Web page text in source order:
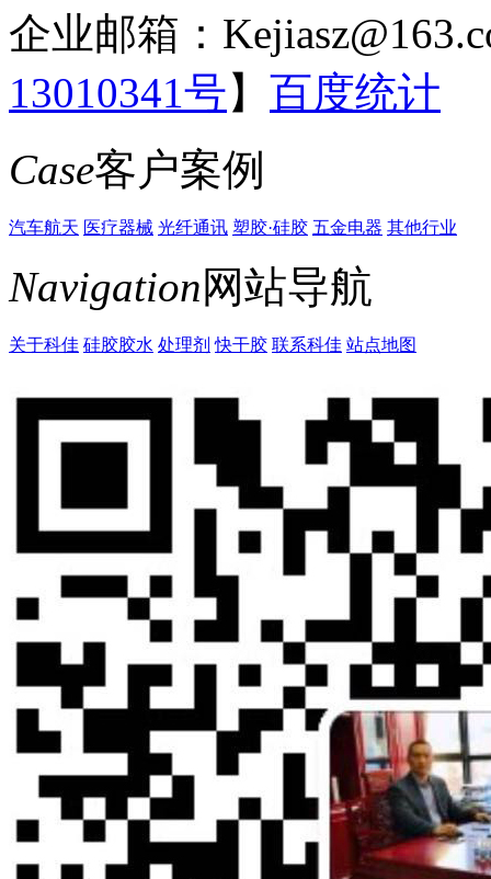
企业邮箱：
13010341号】 百度统计
Case客户案例
汽车航天 医疗器械 光纤通讯 塑胶·硅胶 五金电器 其他行业
Navigation网站导航
关于科佳 硅胶胶水 处理剂 快干胶 联系科佳 站点地图